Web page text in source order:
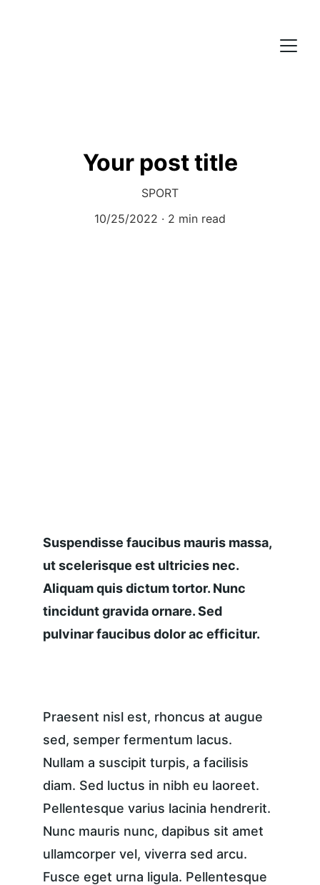
Your post title
SPORT
10/25/2022
2 min read
Suspendisse faucibus mauris massa,
ut scelerisque est ultricies nec.
Aliquam quis dictum tortor. Nunc
tincidunt gravida ornare. Sed
pulvinar faucibus dolor ac efficitur.
Praesent nisl est, rhoncus at augue
sed, semper fermentum lacus.
Nullam a suscipit turpis, a facilisis
diam. Sed luctus in nibh eu laoreet.
Pellentesque varius lacinia hendrerit.
Nunc mauris nunc, dapibus sit amet
ullamcorper vel, viverra sed arcu.
Fusce eget urna ligula. Pellentesque